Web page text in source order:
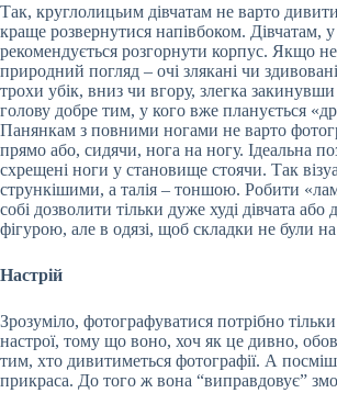
Так, круглолицьим дівчатам не варто
краще розвернутися напівбоком. Дівчатам, у
рекомендується розгорнути корпус. Якщо
природний погляд – очі злякані чи
трохи убік, вниз чи вгору, злегка
голову добре тим, у кого вже планується
Панянкам з повними ногами не варто
прямо або, сидячи, нога на ногу. Ідеальна
схрещені ноги у становище стоячи. Так
стрункішими, а талія – тоншою. Робити
собі дозволити тільки дуже худі дівчата або
фігурою, але в одязі, щоб складки не були на
Настрій
Зрозуміло, фотографуватися потрібно
настрої, тому що воно, хоч як це дивно,
тим, хто дивитиметься фотографії. А
прикраса. До того ж вона “виправдовує”